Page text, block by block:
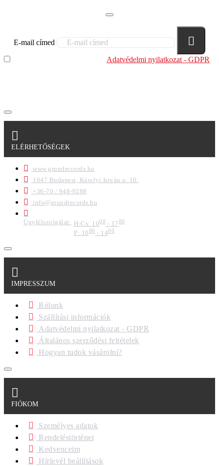
E-mail címed
Adatvédelmi nyilatkozat - GDPR
ELÉRHETŐSÉGEK
www.grundrecords.hu
1047 Budapest, Károlyi István u. 10.
+36-70 / 948-0288
info@grundrecords.hu
Ügyfélszolgálat: H-Cs: 1000 - 1700
P: 1000- 1400
IMPRESSZUM
Rólunk
Szállítási információk
Adatvédelmi nyilatkozat - GDPR
Általános szerződési feltételek
Hogyan tudok vásárolni?
FIÓKOM
Személyes adatok
Rendeléstörténet
Kedvenceim
Hírlevél beállítások